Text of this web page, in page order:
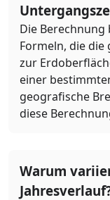
Die
Formeln, die die
zur
einer
geografische
diese
Warum